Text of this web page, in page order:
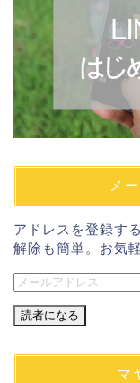
メ
アドレスを登録す
解除も簡単。お気
メ
ル
ド
マ